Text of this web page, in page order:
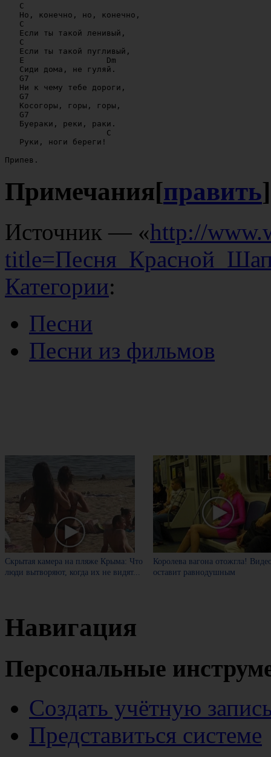
   C
   Но, конечно, но, конечно,
   C
   Если ты такой ленивый,
   C
   Если ты такой пугливый,
   E                 Dm
   Сиди дома, не гуляй.
   G7
   Ни к чему тебе дороги,
   G7
   Косогоры, горы, горы,
   G7
   Буераки, реки, раки.
                     C
   Руки, ноги береги!
Примечания[править]
Источник — «http://
Категории:
Песни
Песни из фильмов
Скрытая камера на пляже Крыма: Что
люди вытворяют, когда их не видят...
Королева вагона отожгла!
оставит равнодушным
Навигация
Персональные
Создать учётную
Представиться системе